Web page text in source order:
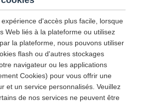
d'accès plus facile, lorsque
Web liés à la plateforme ou utilisez
la plateforme, nous pouvons utiliser
flash ou d'autres stockages
navigateur ou les applications
Cookies) pour vous offrir une
et un service personnalisés. Veuillez
de nos services ne peuvent être